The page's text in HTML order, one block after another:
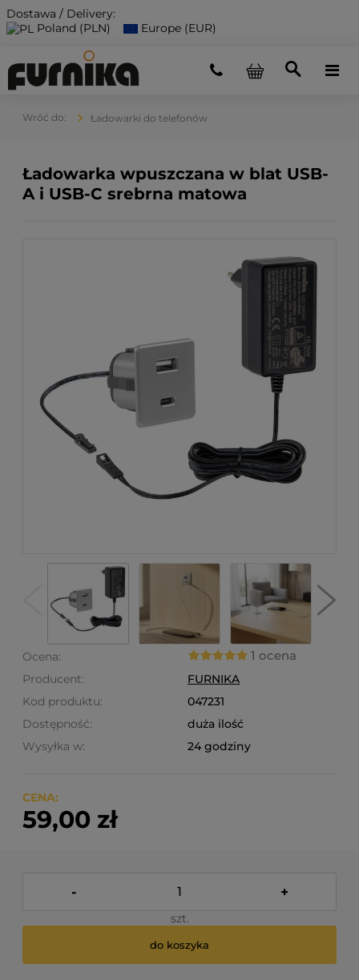
Dostawa / Delivery:
Poland (PLN)
Europe (EUR)
Ładowarki do telefonów
Ładowarka wpuszczana w blat USB-
A i USB-C srebrna matowa
Ocena: 1 ocena
Producent:
FURNIKA
Kod produktu:
047231
Dostępność:
duża ilość
Wysyłka w:
24 godziny
CENA:
59,00 zł
- +
szt.
do koszyka